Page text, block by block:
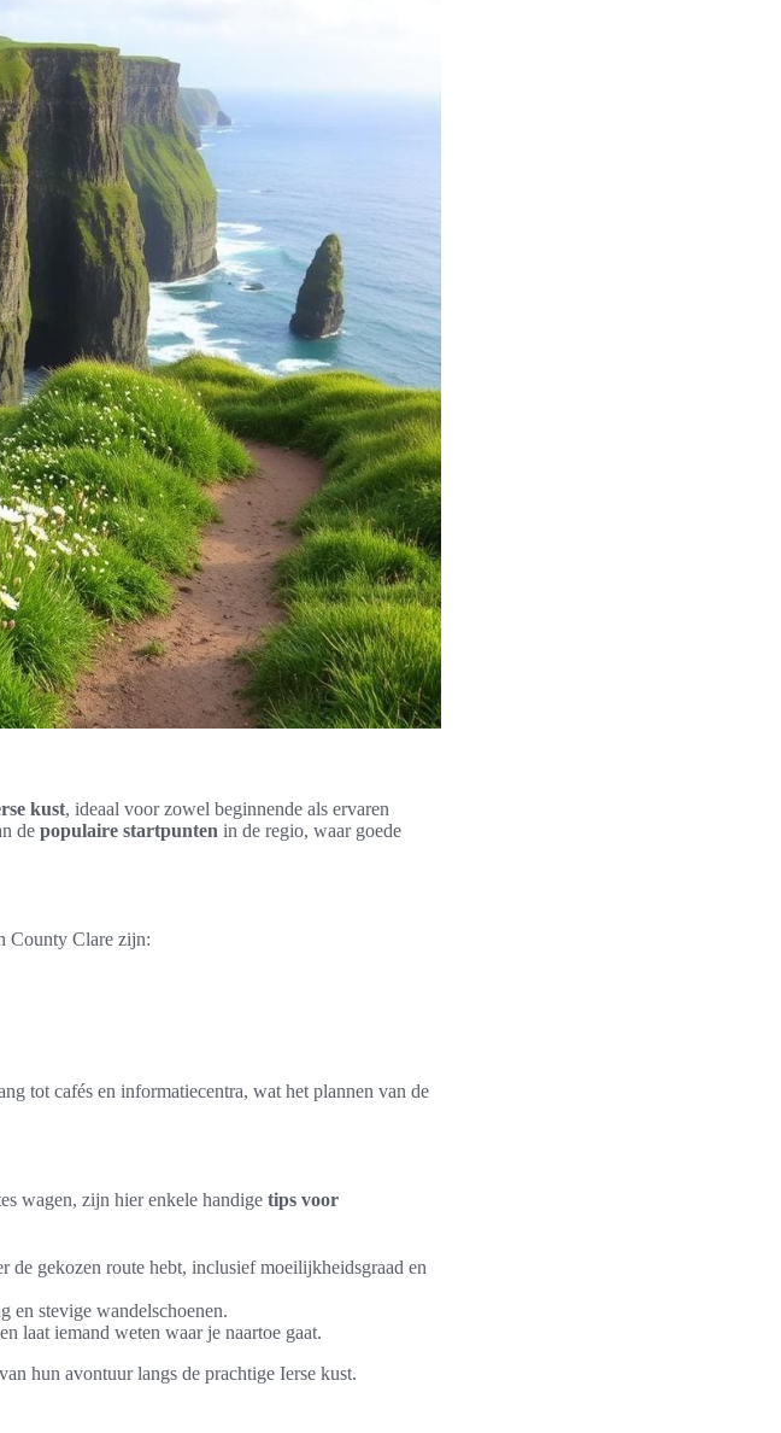
kust, ideaal voor zowel beginnende als ervaren
de populaire startpunten in de regio, waar goede
County Clare zijn:
tot cafés en informatiecentra, wat het plannen van de
wagen, zijn hier enkele handige tips voor
de gekozen route hebt, inclusief moeilijkheidsgraad en
en stevige wandelschoenen.
laat iemand weten waar je naartoe gaat.
hun avontuur langs de prachtige Ierse kust.